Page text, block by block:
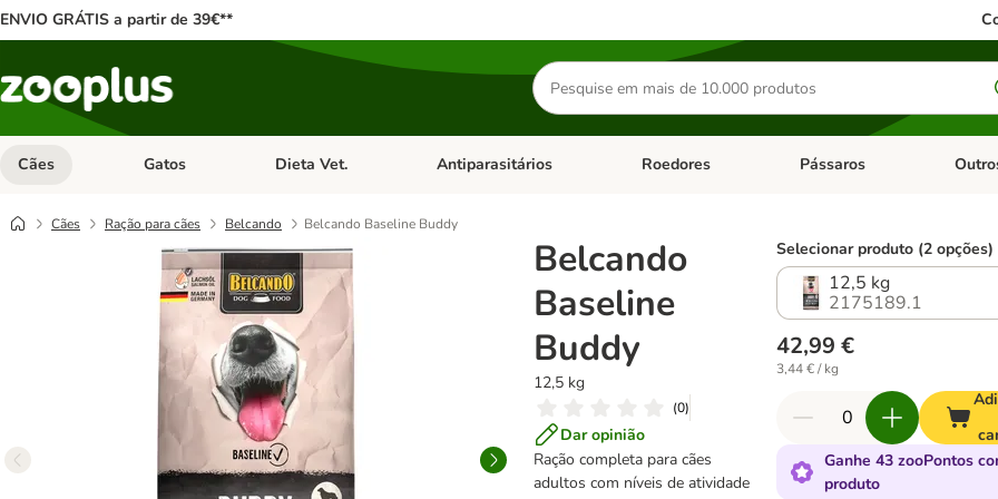
ENVIO GRÁTIS a partir de 39€**
Pesquisar
produtos
Cães Abrir menu de categoria: Cães
Gatos Abrir menu de categoria: Gatos
Dieta Vet. Abrir menu de categoria: Dieta Vet.
Antiparasitários Abrir menu de categoria: Antiparasitários
Roedores Abrir menu de categoria:
Pássaros Abrir
Cães Ração para cães Belcando Belcando Baseline Buddy
Belcando
Baseline
Buddy
12,5 kg
(0)
Dar opinião
Ração completa para cães
adultos com níveis de atividade
Selecionar produto (2 opções)
12,5 kg
2175189.1
42,99 €
3,44 € / kg
Ganhe 43 zooPontos
produto